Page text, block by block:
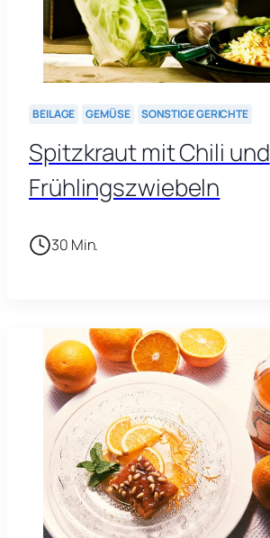
BEILAGE GEMÜSE SONSTIGE GERICHTE
Spitzkraut mit Chili und
Frühlingszwiebeln
30 Min.